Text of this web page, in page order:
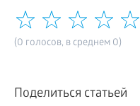
(0 голосов, в среднем 0)
Поделиться статьей